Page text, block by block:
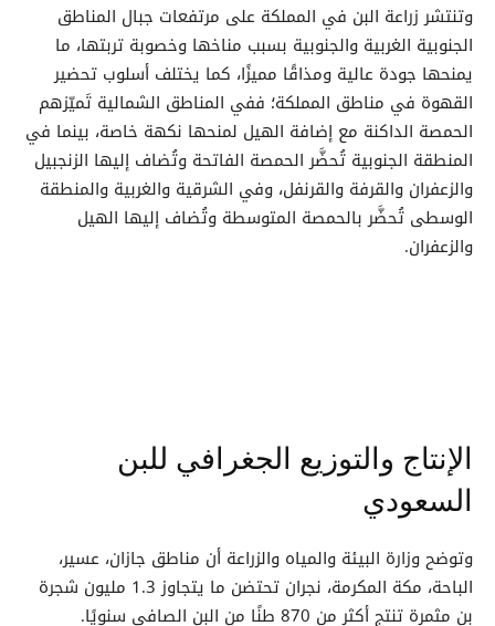
وتنتشر زراعة البن في المملكة على مرتفعات جبال المناطق
الجنوبية الغربية والجنوبية بسبب مناخها وخصوبة تربتها، ما
يمنحها جودة عالية ومذاقًا مميزًا، كما يختلف أسلوب تحضير
القهوة في مناطق المملكة؛ ففي المناطق الشمالية تَميّزهم
الحمصة الداكنة مع إضافة الهيل لمنحها نكهة خاصة، بينما في
المنطقة الجنوبية تُحضَّر الحمصة الفاتحة وتُضاف إليها الزنجبيل
والزعفران والقرفة والقرنفل، وفي الشرقية والغربية والمنطقة
الوسطى تُحضَّر بالحمصة المتوسطة وتُضاف إليها الهيل
والزعفران.
الإنتاج والتوزيع الجغرافي للبن
السعودي
وتوضح وزارة البيئة والمياه والزراعة أن مناطق جازان، عسير،
الباحة، مكة المكرمة، نجران تحتضن ما يتجاوز 1.3 مليون شجرة
بن مثمرة تنتج أكثر من 870 طنًا من البن الصافي سنويًا.